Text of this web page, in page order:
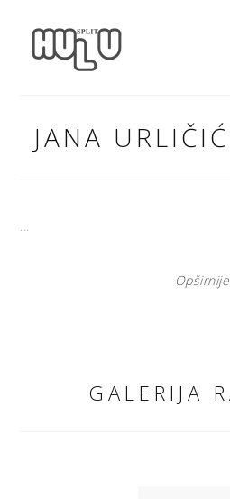
JANA
...
Opširnije
GALERIJA